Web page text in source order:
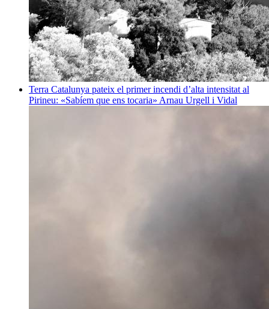
Terra Catalunya pateix el primer incendi d’alta intensitat al
Pirineu: «Sabíem que ens tocaria» Arnau Urgell i Vidal